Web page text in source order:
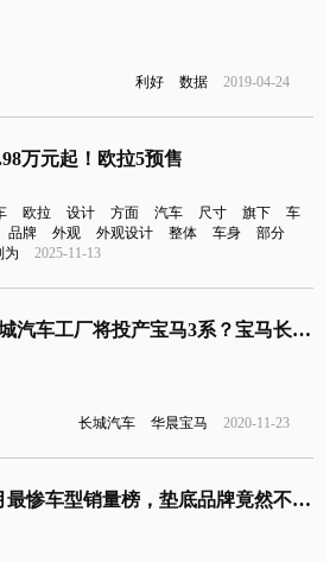
利好 数据 2019-04-24
万元起！欧拉5预售
欧拉 设计 方面 汽车 尺寸 旗下
车
品牌 外观 外观设计 整体 车身
部分
为
2025-11-13
长城汽车工厂将投产宝马3系？宝马长城回应
长城汽车 华晨宝马 2020-11-23
2月最惨车型销量榜，垫底品牌竟然不是法系车型了